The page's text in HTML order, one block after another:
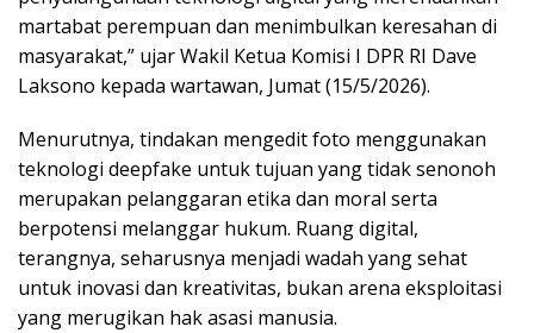
martabat perempuan dan menimbulkan keresahan di
masyarakat,” ujar Wakil Ketua Komisi I DPR RI Dave
Laksono kepada wartawan, Jumat (15/5/2026).
Menurutnya, tindakan mengedit foto menggunakan
teknologi deepfake untuk tujuan yang tidak senonoh
merupakan pelanggaran etika dan moral serta
berpotensi melanggar hukum. Ruang digital,
terangnya, seharusnya menjadi wadah yang sehat
untuk inovasi dan kreativitas, bukan arena eksploitasi
yang merugikan hak asasi manusia.